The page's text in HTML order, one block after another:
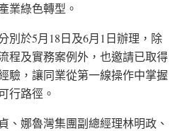
業綠色轉型。
別於5月18日及6月1日辦理，除
程及實務案例外，也邀請已取得
驗，讓同業從第一線操作中掌握
行路徑。
、娜魯灣集團副總經理林明政、